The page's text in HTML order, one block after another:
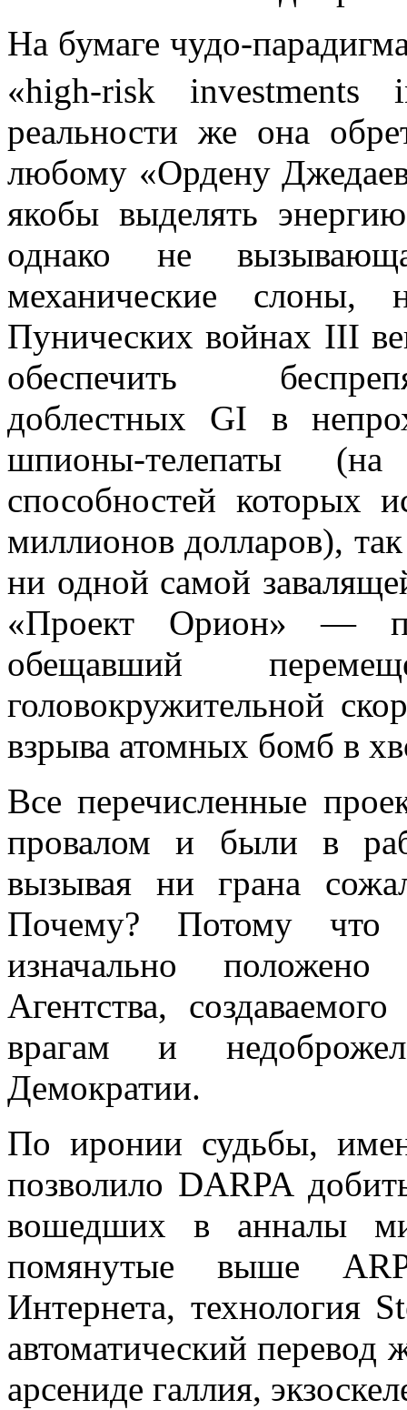
На бумаге чудо-
«high-risk investments
реальности же она
любому «Ордену
якобы выделять
однако не
механические слоны,
Пунических войнах III
обеспечить
доблестных GI в
шпионы-телепаты (на
способностей которых
миллионов долларов),
ни одной самой
«Проект Орион» —
обещавший
головокружительной
взрыва атомных бомб в
Все перечисленные
провалом и были в
вызывая ни грана
Почему? Потому
изначально
Агентства,
врагам и
Демократии.
По иронии судьбы,
позволило DARPA
вошедших в анналы
помянутые выше
Интернета, технология
автоматический
арсениде галлия,